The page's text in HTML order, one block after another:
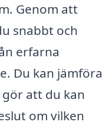
Genom att
snabbt och
erfarna
Du kan jämföra
att du kan
om vilken